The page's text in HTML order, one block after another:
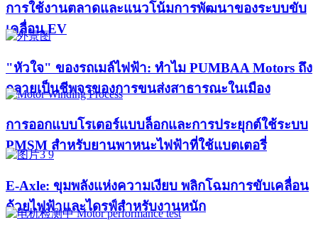
การใช้งานตลาดและแนวโน้มการพัฒนาของระบบขับ
เคลื่อน EV
"หัวใจ" ของรถเมล์ไฟฟ้า: ทำไม PUMBAA Motors ถึง
กลายเป็นชีพจรของการขนส่งสาธารณะในเมือง
การออกแบบโรเตอร์แบบล็อกและการประยุกต์ใช้ระบบ
PMSM สำหรับยานพาหนะไฟฟ้าที่ใช้แบตเตอรี่
E-Axle: ขุมพลังแห่งความเงียบ พลิกโฉมการขับเคลื่อน
ด้วยไฟฟ้าและไดรฟ์สำหรับงานหนัก